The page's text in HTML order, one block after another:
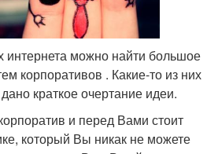
интернета можно найти большое
корпоративов . Какие-то из них
краткое очертание идеи.
и перед Вами стоит
который Вы никак не можете